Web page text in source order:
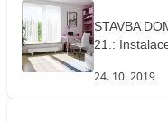
STAVBA
21.:
24. 10. 2019